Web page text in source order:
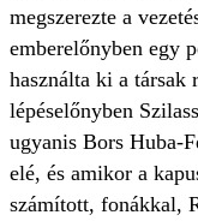
megszerezte a
emberelőnyben egy
használta ki a társak
lépéselőnyben
ugyanis Bors Huba-
elé, és amikor a
számított, fonákkal,